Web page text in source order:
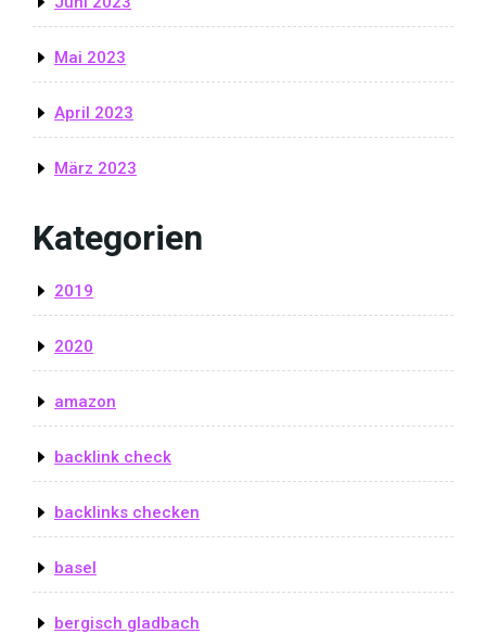
Mai 2023
April 2023
März 2023
Kategorien
2019
2020
amazon
backlink check
backlinks checken
basel
bergisch gladbach